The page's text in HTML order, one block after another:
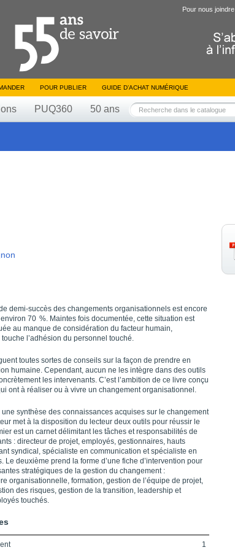
Pour nous joindre
POUR PUBLIER GUIDE D’ACHAT NUMÉRIQUE
PUQ360 50 ans
demi-succès des changements organisationnels est encore
70 %. Maintes fois documentée, cette situation est
au manque de considération du facteur humain,
l’adhésion du personnel touché.
toutes sortes de conseils sur la façon de prendre en
humaine. Cependant, aucun ne les intègre dans des outils
les intervenants. C’est l’ambition de ce livre conçu
ont à réaliser ou à vivre un changement organisationnel.
synthèse des connaissances acquises sur le changement
met à la disposition du lecteur deux outils pour réussir le
est un carnet délimitant les tâches et responsabilités de
: directeur de projet, employés, gestionnaires, hauts
syndical, spécialiste en communication et spécialiste en
Le deuxième prend la forme d’une fiche d’intervention pour
straté­giques de la gestion du changement :
organisationnelle, formation, gestion de l’équipe de projet,
des risques, gestion de la transition, leadership et
touchés.
1